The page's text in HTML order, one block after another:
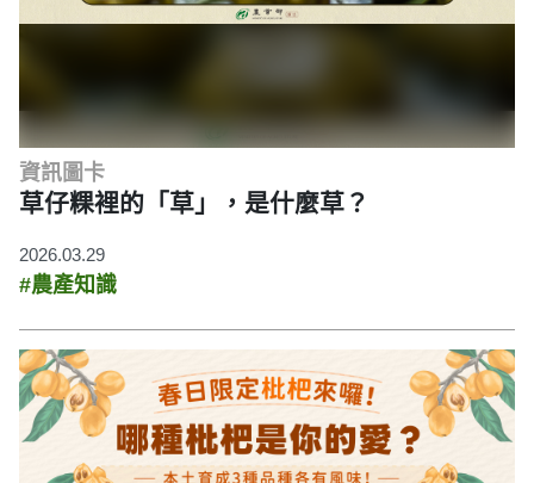
資訊圖卡
草仔粿裡的「草」，是什麼草？
2026.03.29
#農產知識